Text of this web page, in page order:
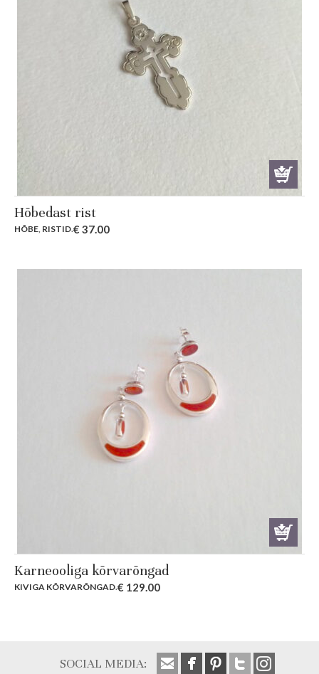
Hõbedast rist
HÕBE RISTID.€ 37.00
Karneooliga kõrvarõngad
KIVIGA KÕRVARÕNGAD.€ 129.00
SOCIAL MEDIA: